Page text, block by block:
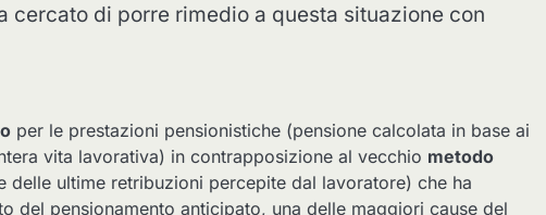
cercato di porre rimedio a questa situazione con
per le prestazioni pensionistiche (pensione calcolata in base ai
vita lavorativa) in contrapposizione al vecchio metodo
delle ultime retribuzioni percepite dal lavoratore) che ha
del pensionamento anticipato, una delle maggiori cause del